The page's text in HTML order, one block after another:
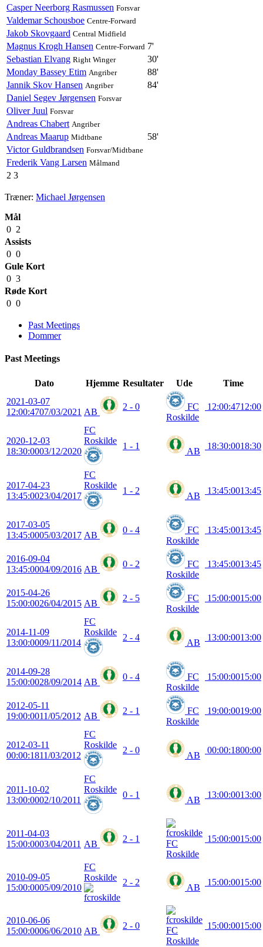
Casper Neerborg Rasmussen Forsvar
Valdemar Schousboe Centre-Forward
Jakob Skovgaard Central Midfield
Magnus Krogh Hansen Centre-Forward 7'
Sebastian Elvang Right Winger
30'
Monday Bassey Etim Angriber
88'
Jannik Skov Hansen Angriber
84'
Daniel Segev Jørgensen Forsvar
Oliver Juul Forsvar
Andreas Chabert Angriber
Andreas Maarup Midtbane
58'
Victor Guldbrandsen Forsvar/Midtbane
Frederik Vang Larsen Målmand
2 3
Træner: Michael Jørgensen
Mål
0 2
Assists
0 0
Gule Kort
0 3
Røde Kort
0 0
Past Meetings
Dommer
Past Meetings
Dato Hjemme Resultater Ude
Time
2021-03-07
12:00:4707/03/2021 AB
2 - 0
FC
Roskilde
12:00:4712:00
2020-12-03
18:30:0003/12/2020
FC
Roskilde
1 - 1
AB
18:30:0018:30
2017-04-23
13:45:0023/04/2017
FC
Roskilde
1 - 2
AB
13:45:0013:45
2017-03-05
13:45:0005/03/2017 AB
0 - 4
FC
Roskilde
13:45:0013:45
2016-09-04
13:45:0004/09/2016 AB
0 - 2
FC
Roskilde
13:45:0013:45
2015-04-26
15:00:0026/04/2015 AB
2 - 5
FC
Roskilde
15:00:0015:00
2014-11-09
13:00:0009/11/2014
FC
Roskilde
2 - 4
AB
13:00:0013:00
2014-09-28
15:00:0028/09/2014 AB
0 - 4
FC
Roskilde
15:00:0015:00
2012-05-11
19:00:0011/05/2012 AB
2 - 1
FC
Roskilde
19:00:0019:00
2012-03-11
00:00:1811/03/2012
FC
Roskilde
2 - 0
AB
00:00:1800:00
2011-10-02
13:00:0002/10/2011
FC
Roskilde
0 - 1
AB
13:00:0013:00
2011-04-03
15:00:0003/04/2011 AB
2 - 1
FC
Roskilde
15:00:0015:00
2010-09-05
15:00:0005/09/2010
FC
Roskilde
2 - 2
AB
15:00:0015:00
2010-06-06
15:00:0006/06/2010 AB
2 - 0
FC
Roskilde
15:00:0015:00